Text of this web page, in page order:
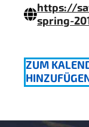
https://
spring-
ZUM